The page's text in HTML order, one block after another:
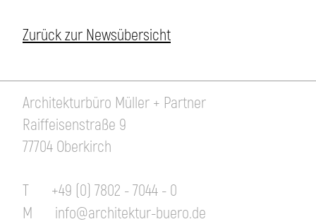
Zurück zur Newsübersicht
Architekturbüro Müller + Partner
Raiffeisenstraße 9
77704 Oberkirch
T
+49 (0) 7802 - 7044 - 0
M
info@architektur-buero.de